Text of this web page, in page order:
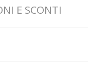
E SCONTI